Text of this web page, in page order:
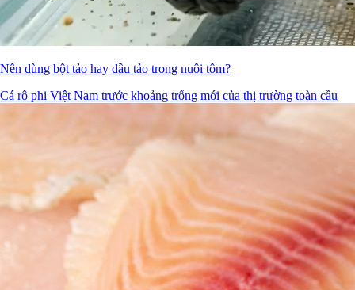
Nên dùng bột tảo hay dầu tảo trong nuôi tôm?
Cá rô phi Việt Nam trước khoảng trống mới của thị trường toàn cầu